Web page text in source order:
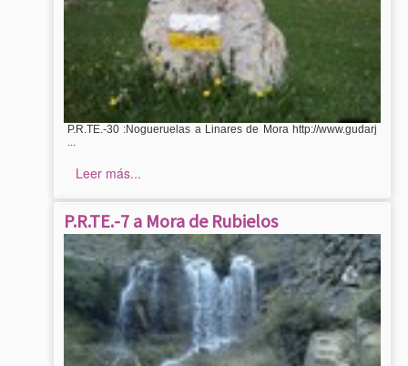
P.R.TE.-30 :Nogueruelas a Linares de Mora http://www.gudarj
...
Leer más...
P.R.TE.-7 a Mora de Rubielos